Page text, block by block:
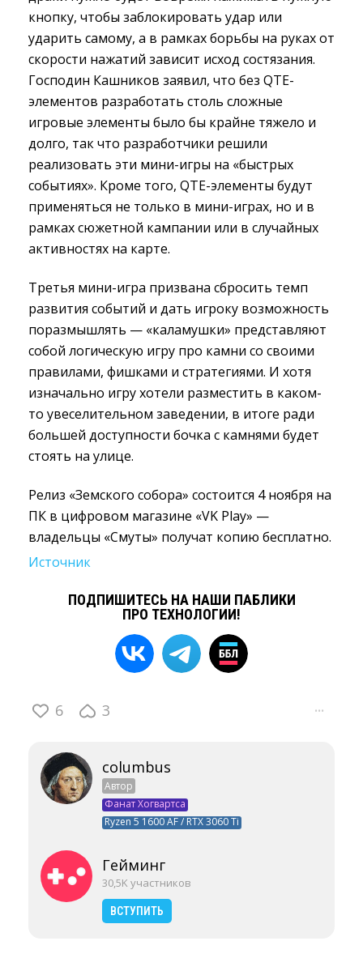
кнопку, чтобы заблокировать удар или
ударить самому, а в рамках борьбы на руках от
скорости нажатий зависит исход состязания.
Господин Кашников заявил, что без QTE-
элементов разработать столь сложные
игровые элементы было бы крайне тяжело и
долго, так что разработчики решили
реализовать эти мини-игры на «быстрых
событиях». Кроме того, QTE-элементы будут
применяться не только в мини-играх, но и в
рамках сюжетной кампании или в случайных
активностях на карте.
Третья мини-игра призвана сбросить темп
развития событий и дать игроку возможность
поразмышлять — «каламушки» представляют
собой логическую игру про камни со своими
правилами, фишками и стратегиями. И хотя
изначально игру хотели разместить в каком-
то увеселительном заведении, в итоге ради
большей доступности бочка с камнями будет
стоять на улице.
Релиз «Земского собора» состоится 4 ноября на
ПК в цифровом магазине «VK Play» —
владельцы «Смуты» получат копию бесплатно.
Источник
ПОДПИШИТЕСЬ НА НАШИ ПАБЛИКИ
ПРО ТЕХНОЛОГИИ!
6 3 ···
columbus
Автор
Фанат Хогвартса
Ryzen 5 1600 AF / RTX 3060 Ti
Гейминг
30,5K участников
ВСТУПИТЬ